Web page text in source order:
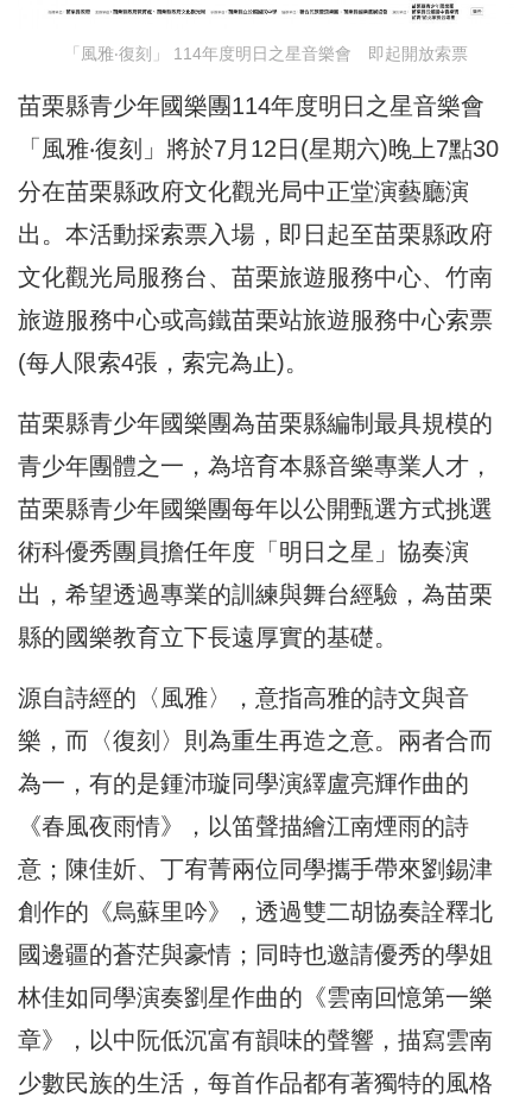
「風雅‧復刻」 114年度明日之星音樂會 即起開放索票
苗栗縣青少年國樂團114年度明日之星音樂會
「風雅‧復刻」將於7月12日(星期六)晚上7點30
分在苗栗縣政府文化觀光局中正堂演藝廳演
出。本活動採索票入場，即日起至苗栗縣政府
文化觀光局服務台、苗栗旅遊服務中心、竹南
旅遊服務中心或高鐵苗栗站旅遊服務中心索票
(每人限索4張，索完為止)。
苗栗縣青少年國樂團為苗栗縣編制最具規模的
青少年團體之一，為培育本縣音樂專業人才，
苗栗縣青少年國樂團每年以公開甄選方式挑選
術科優秀團員擔任年度「明日之星」協奏演
出，希望透過專業的訓練與舞台經驗，為苗栗
縣的國樂教育立下長遠厚實的基礎。
源自詩經的〈風雅〉，意指高雅的詩文與音
樂，而〈復刻〉則為重生再造之意。兩者合而
為一，有的是鍾沛璇同學演繹盧亮輝作曲的
《春風夜雨情》，以笛聲描繪江南煙雨的詩
意；陳佳妡、丁宥菁兩位同學攜手帶來劉錫津
創作的《烏蘇里吟》，透過雙二胡協奏詮釋北
國邊疆的蒼茫與豪情；同時也邀請優秀的學姐
林佳如同學演奏劉星作曲的《雲南回憶第一樂
章》，以中阮低沉富有韻味的聲響，描寫雲南
少數民族的生活，每首作品都有著獨特的風格